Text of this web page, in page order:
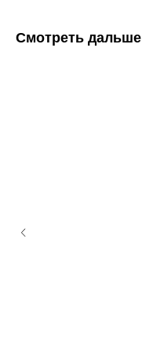
Смотреть дальше